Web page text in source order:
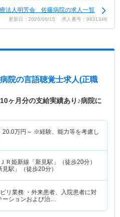
法人明芳会 佐藤病院の求人一覧
更新日：2026/06/15 求人番号：9831346
院の言語聴覚士求人(正職
ヶ月分の支給実績あり♪病院に
20.0万円～ ※経験、能力等を考慮し
ＪＲ姫新線「新見駅」（徒歩20分）
見駅」（徒歩20分）
リ業務 ・外来患者、入院患者に対
ーションおよび治…